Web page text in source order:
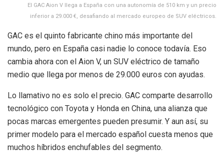
El GAC Aion V llega a España con una autonomía de 510 km y un precio
inferior a 29.000 €, desafiando al mercado europeo de SUV eléctricos.
GAC es el quinto fabricante chino más importante del
mundo, pero en España casi nadie lo conoce todavía. Eso
cambia ahora con el Aion V, un SUV eléctrico de tamaño
medio que llega por menos de 29.000 euros con ayudas.
Lo llamativo no es solo el precio. GAC comparte desarrollo
tecnológico con Toyota y Honda en China, una alianza que
pocas marcas emergentes pueden presumir. Y aun así, su
primer modelo para el mercado español cuesta menos que
muchos híbridos enchufables del segmento.